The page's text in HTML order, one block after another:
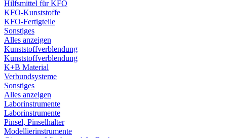
Hilfsmittel für KFO
KFO-Kunststoffe
KFO-Fertigteile
Sonstiges
Alles anzeigen
Kunststoffverblendung
Kunststoffverblendung
K+B Material
Verbundsysteme
Sonstiges
Alles anzeigen
Laborinstrumente
Laborinstrumente
Pinsel, Pinselhalter
Modellierinstrumente